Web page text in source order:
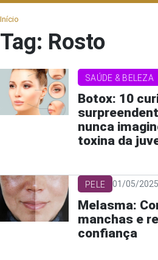
Início
Tag: Rosto
SAÚDE & BELEZA
Botox: 10
nunca
toxina da
PELE 01/05/
Melasma:
manchas e
confiança